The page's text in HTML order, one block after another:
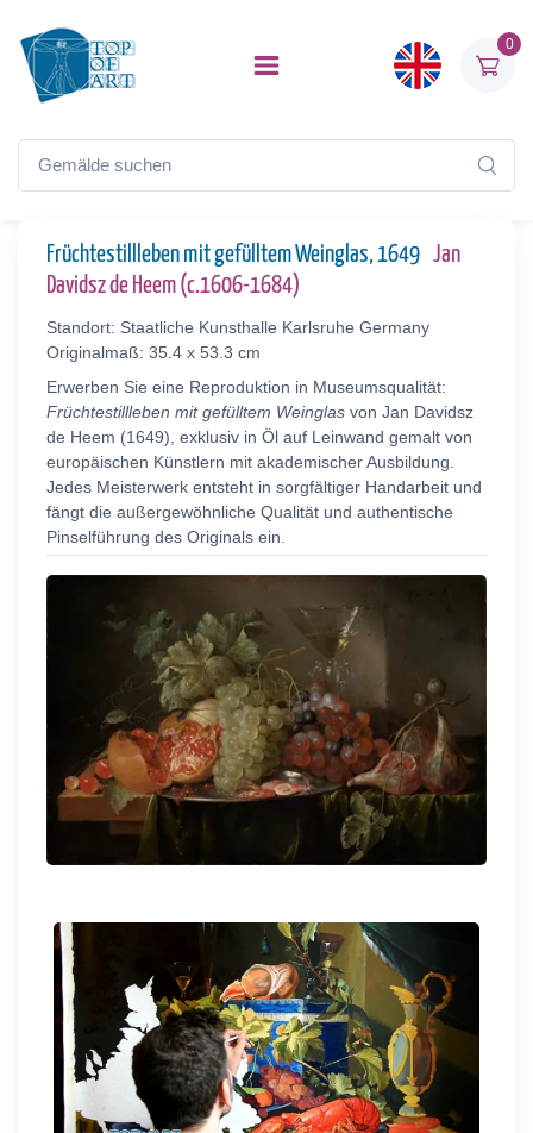
0
Früchtestillleben mit gefülltem Weinglas, 1649 Jan
Davidsz de Heem (c.1606-1684)
Standort: Staatliche Kunsthalle Karlsruhe Germany
Originalmaß: 35.4 x 53.3 cm
Erwerben Sie eine Reproduktion in Museumsqualität:
Früchtestillleben mit gefülltem Weinglas von Jan Davidsz
de Heem (1649), exklusiv in Öl auf Leinwand gemalt von
europäischen Künstlern mit akademischer Ausbildung.
Jedes Meisterwerk entsteht in sorgfältiger Handarbeit und
fängt die außergewöhnliche Qualität und authentische
Pinselführung des Originals ein.